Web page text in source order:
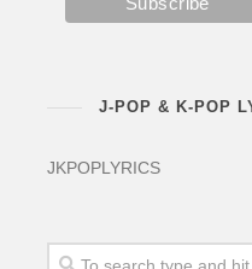
J-POP & K-POP
JKPOPLYRICS